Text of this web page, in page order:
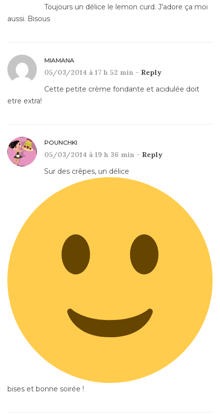
Toujours un délice le lemon curd. J’adore ça moi
aussi. Bisous
MIAMANA
05/03/2014 à 17 h 52 min - Reply
Cette petite crème fondante et acidulée doit
etre extra!
POUNCHKI
05/03/2014 à 19 h 36 min - Reply
Sur des crêpes, un délice
bises et bonne soirée !